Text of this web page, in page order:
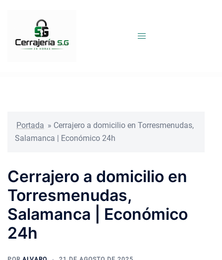
Portada » Cerrajero a domicilio en Torresmenudas,
Salamanca | Económico 24h
Cerrajero a domicilio en
Torresmenudas,
Salamanca | Económico
24h